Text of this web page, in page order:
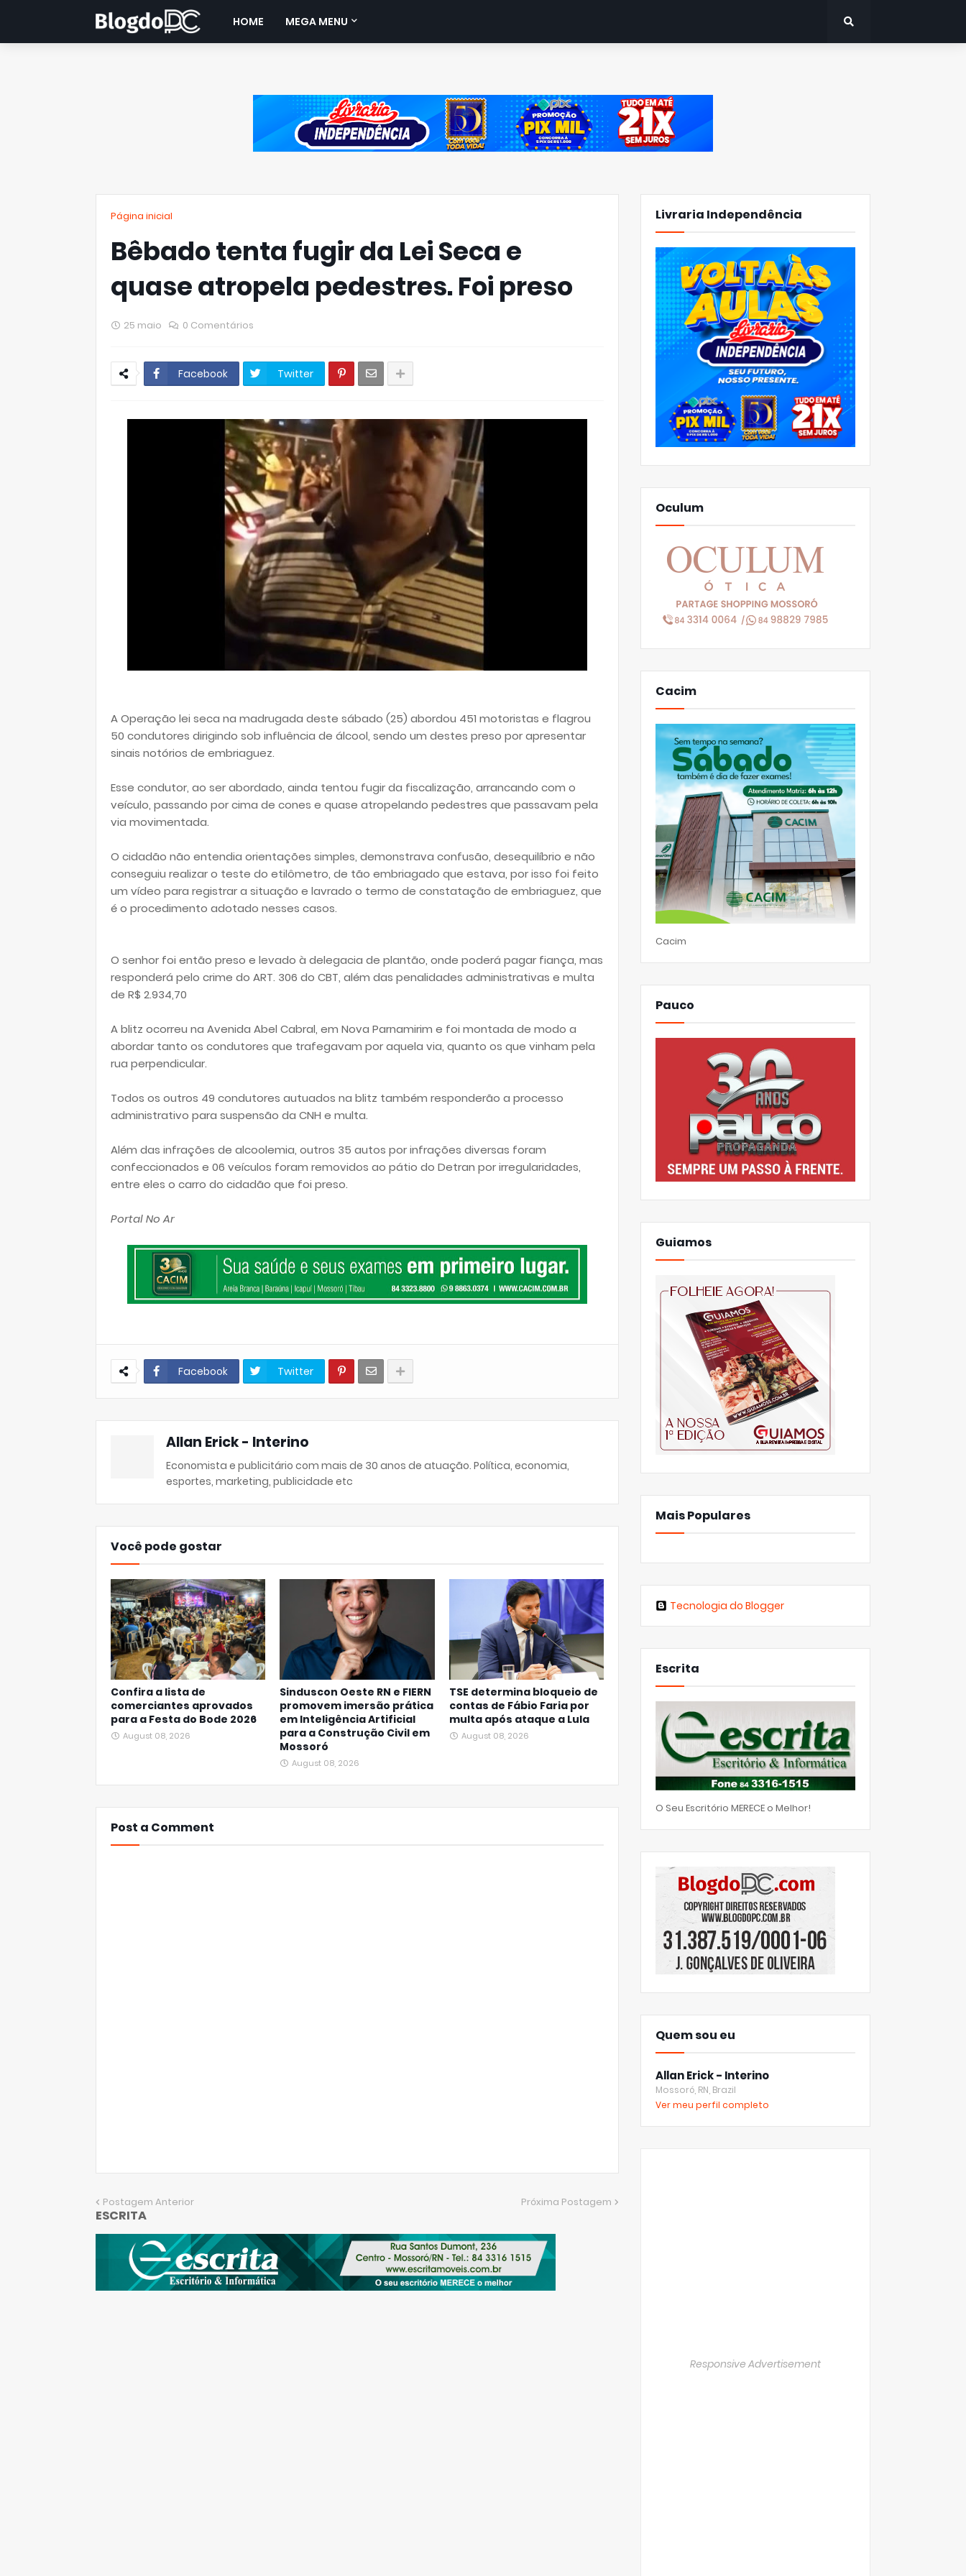
HOME MEGA MENU
Página inicial
Bêbado tenta fugir da Lei Seca e
quase atropela pedestres. Foi preso
25 maio 0 Comentários
Facebook Twitter
A Operação lei seca na madrugada deste sábado (25) abordou 451 motoristas e flagrou
50 condutores dirigindo sob influência de álcool, sendo um destes preso por apresentar
sinais notórios de embriaguez.
Esse condutor, ao ser abordado, ainda tentou fugir da fiscalização, arrancando com o
veículo, passando por cima de cones e quase atropelando pedestres que passavam pela
via movimentada.
O cidadão não entendia orientações simples, demonstrava confusão, desequilíbrio e não
conseguiu realizar o teste do etilômetro, de tão embriagado que estava, por isso foi feito
um vídeo para registrar a situação e lavrado o termo de constatação de embriaguez, que
é o procedimento adotado nesses casos.
O senhor foi então preso e levado à delegacia de plantão, onde poderá pagar fiança, mas
responderá pelo crime do ART. 306 do CBT, além das penalidades administrativas e multa
de R$ 2.934,70
A blitz ocorreu na Avenida Abel Cabral, em Nova Parnamirim e foi montada de modo a
abordar tanto os condutores que trafegavam por aquela via, quanto os que vinham pela
rua perpendicular.
Todos os outros 49 condutores autuados na blitz também responderão a processo
administrativo para suspensão da CNH e multa.
Além das infrações de alcoolemia, outros 35 autos por infrações diversas foram
confeccionados e 06 veículos foram removidos ao pátio do Detran por irregularidades,
entre eles o carro do cidadão que foi preso.
Portal No Ar
Facebook Twitter
Allan Erick - Interino
Economista e publicitário com mais de 30 anos de atuação. Política, economia,
esportes, marketing, publicidade etc
Você pode gostar
Confira a lista de
comerciantes aprovados
para a Festa do Bode 2026
August 08, 2026
Sinduscon Oeste RN e FIERN
promovem imersão prática
em Inteligência Artificial
para a Construção Civil em
Mossoró
August 08, 2026
TSE determina bloqueio de
contas de Fábio Faria por
multa após ataque a Lula
August 08, 2026
Post a Comment
Postagem Anterior Próxima Postagem
ESCRITA
Livraria Independência
Oculum
Cacim
Cacim
Pauco
Guiamos
Mais Populares
Tecnologia do Blogger
Escrita
O Seu Escritório MERECE o Melhor!
Quem sou eu
Allan Erick - Interino
Mossoró, RN, Brazil
Ver meu perfil completo
Responsive Advertisement